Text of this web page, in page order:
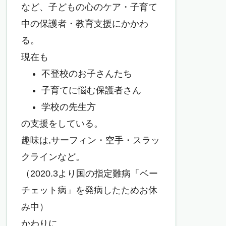
など、子どもの心のケア・子育て
中の保護者・教育支援にかかわ
る。
現在も
不登校のお子さんたち
子育てに悩む保護者さん
学校の先生方
の支援をしている。
趣味は,サーフィン・空手・スラッ
クラインなど。
（2020.3より国の指定難病「ベー
チェット病」を発病したためお休
み中）
かわりに